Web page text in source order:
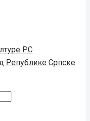
РС
Републике Српске